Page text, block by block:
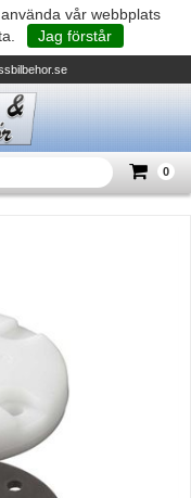
vår webbplats
Jag förstår
0